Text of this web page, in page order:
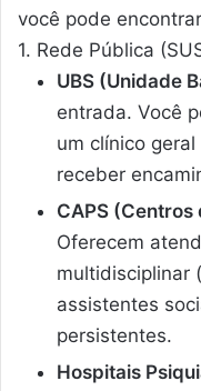
você pode
1. Rede Pública
UBS (Unidade
entrada. Você
um clínico
receber
CAPS (Centros
Oferecem
multidisciplinar
assistentes
persistentes.
Hospitais